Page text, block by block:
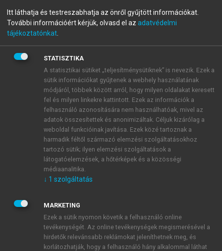
fiókoddal,vagy hozz létre új fiókot.
A regisztráció után apróbaidőszakautomatikusan
BELÉPÉS SAJÁT FIÓKKAL
ÚJ FIÓK LÉTREHOZÁSA
1 óra díjmentes hozzáférés
E-MAIL-CÍM
JELSZÓ
JELSZÓ ÚJRA
Itt láthatja és testreszabhatja az önről gyűjtött információkat.
További információért kérjük, olvasd el az adatvédelmi
tájékoztatónkat
STATISZTIKA
A statisztikai sütiket „teljesítménysütiknek” is nevezik. Ezek a
sütik információkat gyűjtenek a webhely használatának
módjáról, többek között arról, hogy milyen oldalakat keresett
fel és milyen linkekre kattintott. Ezek az információk a
felhasználó azonosítására nem használhatóak, mivel az
adatok összesítettek és anonimizáltak. Céljuk kizárólag a
weboldal funkcióinak javítása. Ezek közé tartoznak a
harmadik féltől származó elemzési szolgáltatásokhoz
tartozó sütik; ilyen elemzési szolgáltatások a
látogatóelemzések, a hőtérképek és a közösségi
médiaanalitika.
↓ 1 szolgáltatás
MARKETING
Ezek a sütik nyomon követik a felhasználó online
tevékenységét. Az online tevékenységek megismerésével a
hirdetők relevánsabb reklámokat jeleníthetnek meg, és
korlátozhatják, hogy a felhasználó hány alkalommal láthat